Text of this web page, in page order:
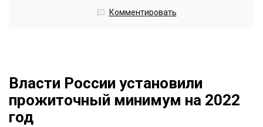
Комментировать
Власти России установили
прожиточный минимум на 2022
год